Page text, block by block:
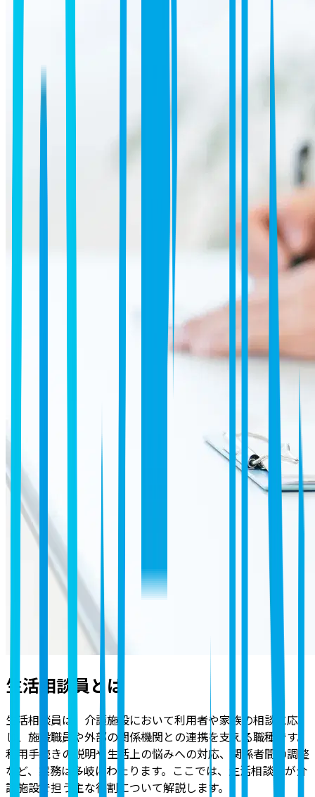
生活相談員とは
生活相談員は、介護施設において利用者や家族の相談に応
じ、施設職員や外部の関係機関との連携を支える職種です。
利用手続きの説明や生活上の悩みへの対応、関係者間の調整
など、業務は多岐にわたります。ここでは、生活相談員が介
護施設で担う主な役割について解説します。